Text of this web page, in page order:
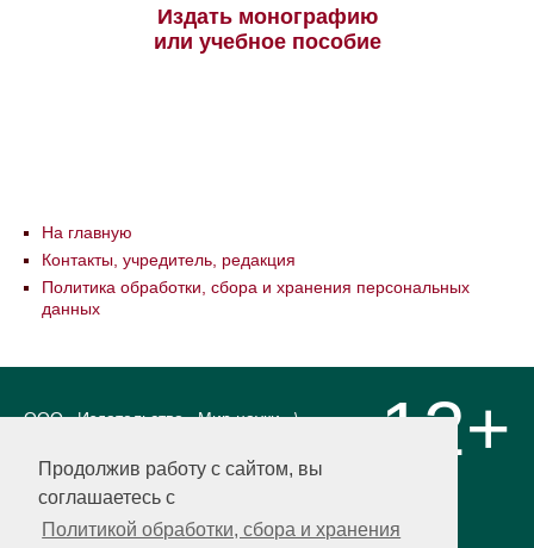
Продолжив работу с сайтом, вы
соглашаетесь с
Политикой обработки, сбора и хранения
Издать монографию
или учебное пособие
На главную
Контакты, учредитель, редакция
Политика обработки, сбора и хранения персональных
данных
ООО «Издательство «Мир науки» \
LLC Материалы, размещенные на сайте,
охраняются Законом о защите авторских
прав. Публикация любых материалов
этого сайта запрещена без
12+